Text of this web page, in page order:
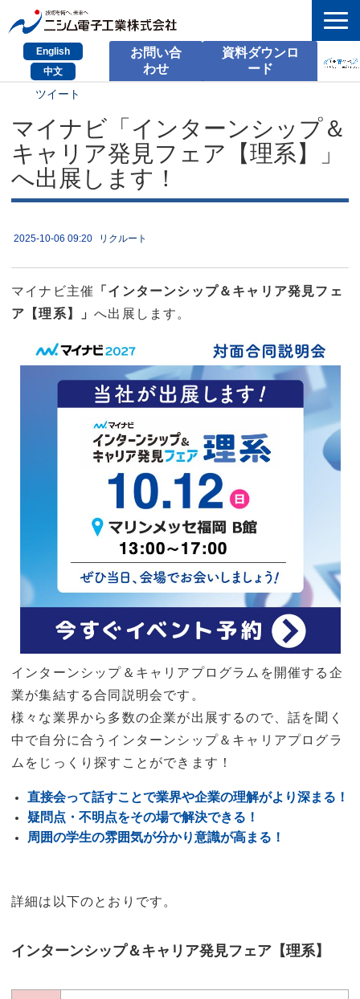
English
中文
お問い合
わせ
資料ダウンロ
ード
検索
製品とサービス
課題別のご相談
採用情報
お問い合わせ
ツイート
マイナビ「インターンシップ＆
キャリア発見フェア【理系】」
へ出展します！
2025-10-06 09:20 リクルート
マイナビ主催
「インターンシップ＆キャリア発見フェ
ア【理系】」へ出展します。
インターンシップ＆キャリアプログラムを開催する企
業が集結する合同説明会です。
様々な業界から多数の企業が出展するので、話を聞く
中で自分に合うインターンシップ＆キャリアプログラ
ムをじっくり探すことができます！
直接会って話すことで業界や企業の理解がより深まる！
疑問点・不明点をその場で解決できる！
周囲の学生の雰囲気が分かり意識が高まる！
詳細は以下のとおりです。
インターンシップ＆キャリア発見フェア【理系】